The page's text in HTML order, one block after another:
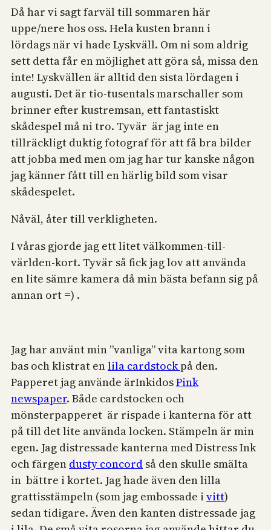
Då har vi sagt farväl till sommaren här
uppe/nere hos oss. Hela kusten brann i
lördags när vi hade Lyskväll. Om ni som aldrig
sett detta får en möjlighet att göra så, missa den
inte! Lyskvällen är alltid den sista lördagen i
augusti. Det är tio-tusentals marschaller som
brinner efter kustremsan, ett fantastiskt
skådespel må ni tro. Tyvär är jag inte en
tillräckligt duktig fotograf för att få bra bilder
att jobba med men om jag har tur kanske någon
jag känner fått till en härlig bild som visar
skådespelet.
Nåväl, åter till verkligheten.
I våras gjorde jag ett litet välkommen-till-
världen-kort. Tyvär så fick jag lov att använda
en lite sämre kamera då min bästa befann sig på
annan ort =) .
Jag har använt min ”vanliga” vita kartong som
bas och klistrat enlila cardstockpå den.
Papperet jag använde ärInkidosPink
newspaper. Både cardstocken och
mönsterpapperet är rispade i kanterna för att
på till det lite använda locken. Stämpeln är min
egen. Jag distressade kanterna med Distress Ink
och färgen dusty concord så den skulle smälta
in bättre i kortet. Jag hade även den lilla
grattisstämpeln (som jag embossade i vitt)
sedan tidigare. Även den kanten distressade jag